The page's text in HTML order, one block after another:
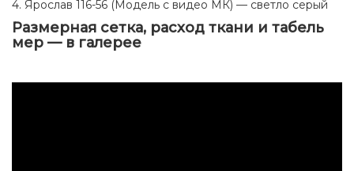
4. Ярослав 116-56 (Модель с видео МК) — светло серый
Размерная сетка, расход ткани и табель
мер — в галерее